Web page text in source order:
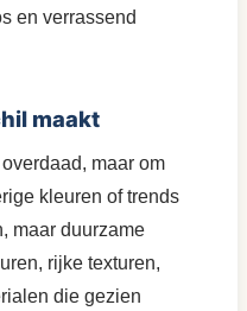
en verrassend
maakt
maar om
kleuren of trends
maar duurzame
rijke texturen,
die gezien